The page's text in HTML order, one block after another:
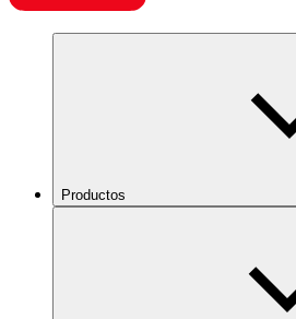
Productos